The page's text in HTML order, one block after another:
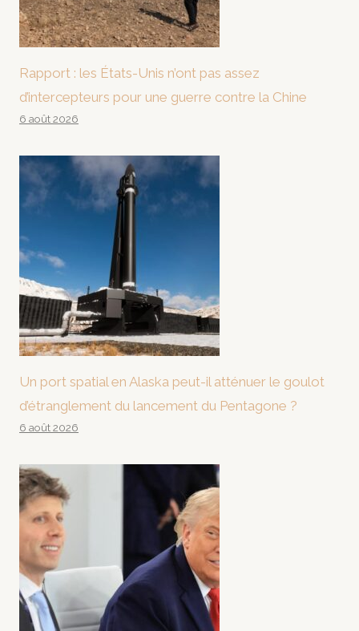
Rapport : les États-Unis n’ont pas assez
d’intercepteurs pour une guerre contre la Chine
6 août 2026
Un port spatial en Alaska peut-il atténuer le goulot
d’étranglement du lancement du Pentagone ?
6 août 2026